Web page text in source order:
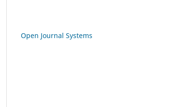
Open Journal Systems